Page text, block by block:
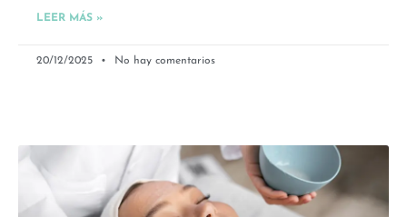
LEER MÁS »
20/12/2025 No hay comentarios